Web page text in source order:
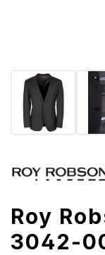
Roy
3042-